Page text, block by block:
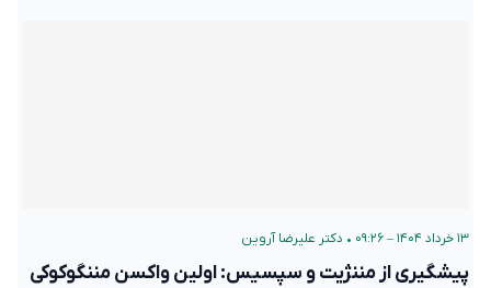
۱۳ خرداد ۱۴۰۴ – ۰۹:۲۶ • دکتر علیرضا آروین
پیشگیری از مننژیت و سپسیس: اولین واکسن مننگوکوکی